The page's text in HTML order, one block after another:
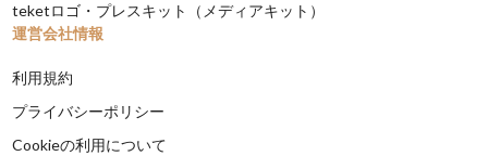
teketロゴ・プレスキット（メディアキット）
運営会社情報
利用規約
プライバシーポリシー
Cookieの利用について